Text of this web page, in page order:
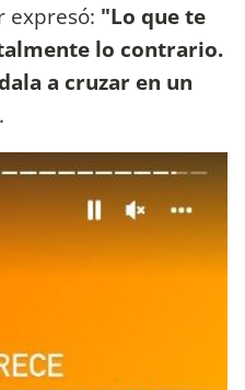
expresó: "Lo que te
lo contrario.
a cruzar en un
.